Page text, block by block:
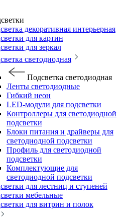
декоративная интерьерная
для картин
для зеркал
светодиодная
Подсветка светодиодная
Ленты светодиодные
Гибкий неон
LED-модули для подсветки
Контроллеры для светодиодной
подсветки
Блоки питания и драйверы для
светодиодной подсветки
Профиль для светодиодной
подсветки
Комплектующие для
светодиодной подсветки
для лестниц и ступеней
мебельные
для витрин и полок